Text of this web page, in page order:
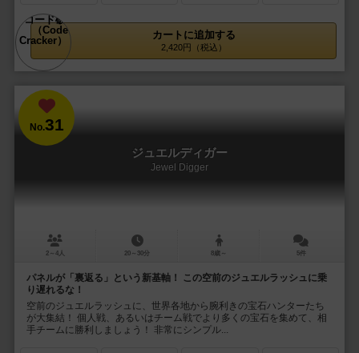
カートに追加する
2,420円（税込）
No.31
ジュエルディガー
Jewel Digger
2～4人 20～30分 8歳～ 5件
パネルが「裏返る」という新基軸！ この空前のジュエルラッシュに乗
り遅れるな！
空前のジュエルラッシュに、世界各地から腕利きの宝石ハンターたち
が大集結！ 個人戦、あるいはチーム戦でより多くの宝石を集めて、相
手チームに勝利しましょう！ 非常にシンプル...